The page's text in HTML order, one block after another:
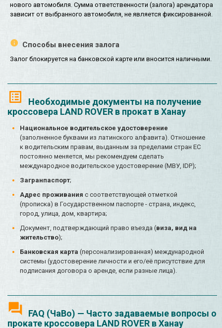
нового автомобиля. Сумма ответственности (залога) арендатора
зависит от выбранного автомобиля, не является фиксированной.
Способы внесения залога
Залог блокируется на банковской карте или вносится наличными.
Необходимые документы на получение
кроссовера LAND ROVER в прокат в Ханау
Национальное водительское удостоверение
(заполненное буквами из латинского алфавита). Отношение
к водительским правам, выданным за пределами стран ЕС
постоянно меняется, мы рекомендуем сделать
международное водительское удостоверение (МВУ, IDP);
Загранпаспорт;
Адрес проживания с соответствующей отметкой
(прописка) в Государственном паспорте - страна, индекс,
город, улица, дом, квартира;
Документ, подтверждающий право въезда (виза, вид на
жительство);
Банковская карта (персонализированная) международной
системы (удостоверение личности и его/её присутствие для
подписания договора о аренде, если разные лица).
FAQ (ЧаВо) — Часто задаваемые вопросы о
прокате кроссовера LAND ROVER в Ханау